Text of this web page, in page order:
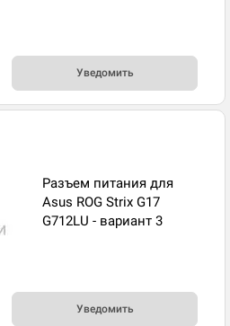
Уведомить
Разъем питания для
Asus ROG Strix G17
G712LU - вариант 3
Уведомить